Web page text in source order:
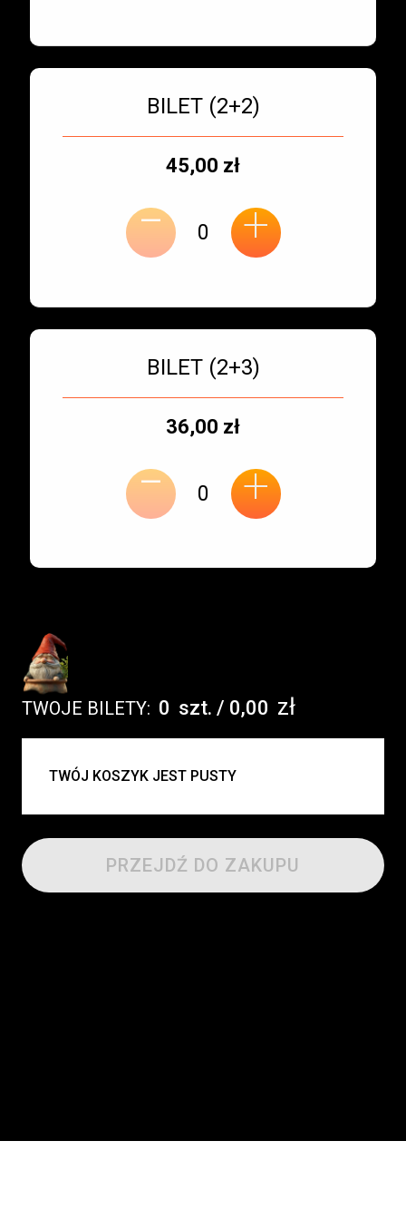
Bilet numer 3
Typ
biletu:
BILET (2+2)
Typ
Cena
45,00 zł
- +
Bilet numer 4
Typ
biletu:
BILET (2+3)
Typ
Cena
36,00 zł
- +
TWOJE BILETY: 0 szt. / 0,00 zł
UWAGA:
TWÓJ KOSZYK JEST PUSTY
PRZEJDŹ DO ZAKUPU